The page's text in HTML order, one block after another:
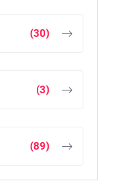
(30)
(3)
(89)